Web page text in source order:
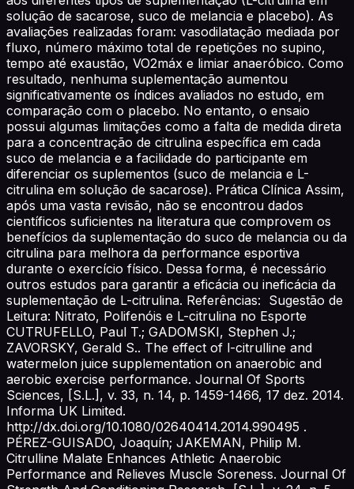
solução de sacarose, suco de melancia e placebo). As
avaliações realizadas foram: vasodilatação mediada por
fluxo, número máximo total de repetições no supino,
tempo até exaustão, VO2máx e limiar anaeróbico. Como
resultado, nenhuma suplementação aumentou
significativamente os índices avaliados no estudo, em
comparação com o placebo. No entanto, o ensaio
possui algumas limitações como a falta de medida direta
para a concentração de citrulina específica em cada
suco de melancia e a facilidade do participante em
diferenciar os suplementos (suco de melancia e L-
citrulina em solução de sacarose). Prática Clínica Assim,
após uma vasta revisão, não se encontrou dados
científicos suficientes na literatura que comprovem os
benefícios da suplementação do suco de melancia ou da
citrulina para melhora da performance esportiva
durante o exercício físico. Dessa forma, é necessário
outros estudos para garantir a eficácia ou ineficácia da
suplementação de L-citrulina. Referências: Sugestão de
Leitura: Nitrato, Polifenóis e L-citrulina no Esporte
CUTRUFELLO, Paul T.; GADOMSKI, Stephen J.;
ZAVORSKY, Gerald S.. The effect of l-citrulline and
watermelon juice supplementation on anaerobic and
aerobic exercise performance. Journal Of Sports
Sciences, [S.L.], v. 33, n. 14, p. 1459-1466, 17 dez. 2014.
Informa UK Limited.
http://dx.doi.org/10.1080/02640414.2014.990495 .
PÉREZ-GUISADO, Joaquín; JAKEMAN, Philip M.
Citrulline Malate Enhances Athletic Anaerobic
Performance and Relieves Muscle Soreness. Journal Of